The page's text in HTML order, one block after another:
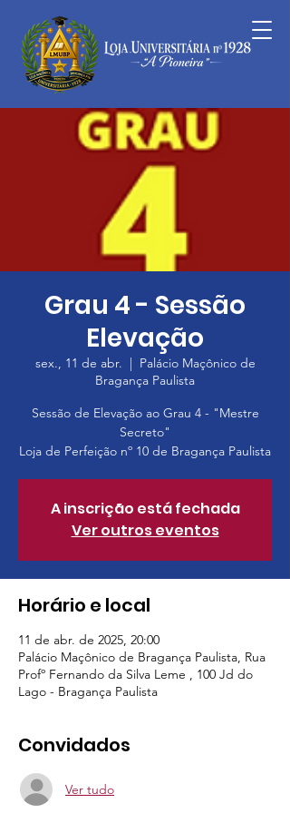
Grau 4 - Sessão
Elevação
sex., 11 de abr.
  |
Palácio Maçônico de
Bragança Paulista
Sessão de Elevação ao Grau 4 - "Mestre
Secreto"
Loja de Perfeição nº 10 de Bragança Paulista
A inscrição está fechada
Ver outros eventos
Horário e local
11 de abr. de 2025, 20:00
Palácio Maçônico de Bragança Paulista, Rua
Profº Fernando da Silva Leme , 100 Jd do
Lago - Bragança Paulista
Convidados
Ver tudo